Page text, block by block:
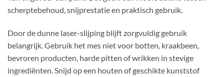
scherptebehoud, snijprestatie en praktisch gebruik.
Door de dunne laser-slijping blijft zorgvuldig gebruik
belangrijk. Gebruik het mes niet voor botten, kraakbeen,
bevroren producten, harde pitten of wrikken in stevige
ingrediënten. Snijd op een houten of geschikte kunststof